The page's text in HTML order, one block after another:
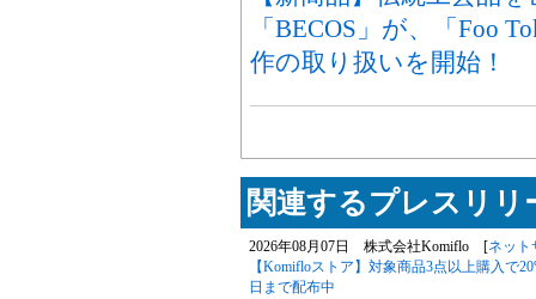
「BECOS」が、「Foo
作の取り扱いを開始！
関連するプレスリリ
2026年08月07日 株式会社Komiflo [ネット
【Komifloストア】対象商品3点以上購入で
日まで配布中